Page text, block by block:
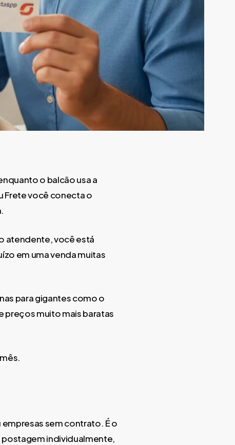
o balcão usa a
Frete você conecta o
atendente, você está
em uma venda muitas
para gigantes como o
preços muito mais baratas
sem contrato. É o
postagem individualmente,